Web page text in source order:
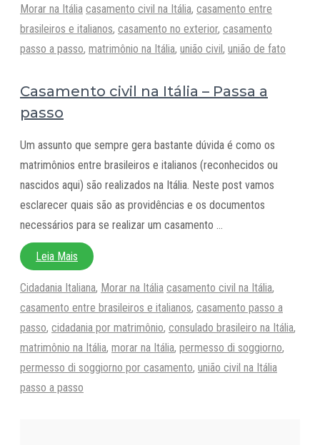
Categorias
Morar na Itália Tags
casamento civil na Itália, casamento entre
brasileiros e italianos, casamento no exterior, casamento
passo a passo, matrimônio na Itália, união civil, união de fato
Casamento civil na Itália – Passa a
passo
Um assunto que sempre gera bastante dúvida é como os
matrimônios entre brasileiros e italianos (reconhecidos ou
nascidos aqui) são realizados na Itália. Neste post vamos
esclarecer quais são as providências e os documentos
necessários para se realizar um casamento …
Leia Mais
Categorias
Cidadania Italiana, Morar na Itália Tags
casamento civil na Itália,
casamento entre brasileiros e italianos, casamento passo a
passo, cidadania por matrimônio, consulado brasileiro na Itália,
matrimônio na Itália, morar na Itália, permesso di soggiorno,
permesso di soggiorno por casamento, união civil na Itália
passo a passo